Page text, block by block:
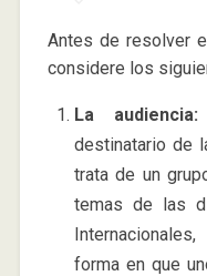
Antes de resolver
considere los
La audiencia:
destinatario de
trata de un
temas de las
forma en que